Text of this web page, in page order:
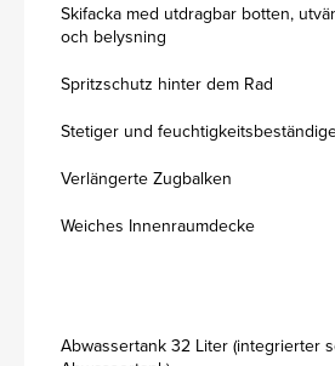
Skifacka med utdragbar botten,
och belysning
Spritzschutz hinter dem Rad
Stetiger und
Verlängerte Zugbalken
Weiches Innenraumdecke
Abwassertank 32 Liter (integrierter